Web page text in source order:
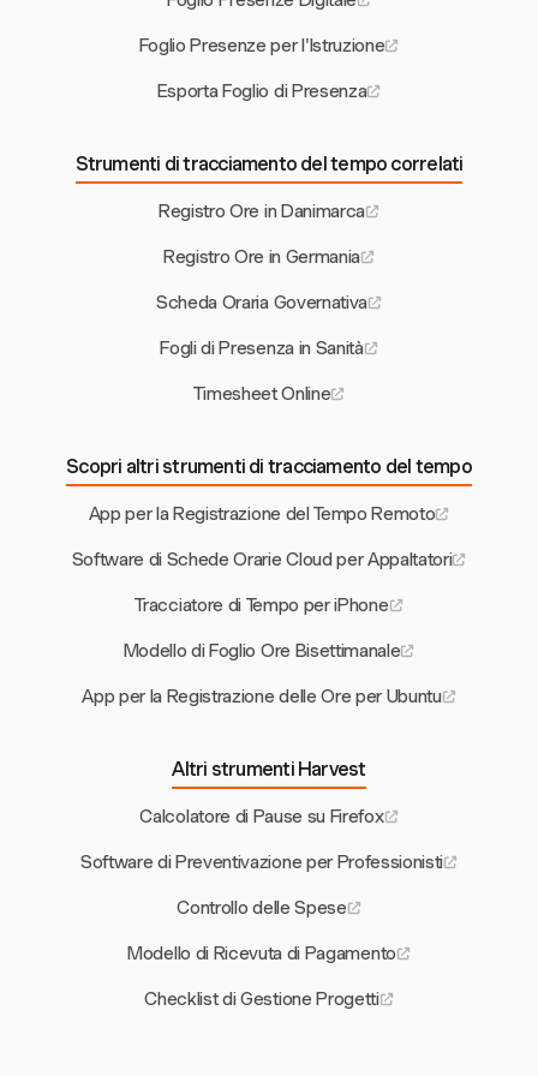
Foglio Presenze per l'Istruzione
Esporta Foglio di Presenza
Strumenti di tracciamento del tempo correlati
Registro Ore in Danimarca
Registro Ore in Germania
Scheda Oraria Governativa
Fogli di Presenza in Sanità
Timesheet Online
Scopri altri strumenti di tracciamento del tempo
App per la Registrazione del Tempo Remoto
Software di Schede Orarie Cloud per Appaltatori
Tracciatore di Tempo per iPhone
Modello di Foglio Ore Bisettimanale
App per la Registrazione delle Ore per Ubuntu
Altri strumenti Harvest
Calcolatore di Pause su Firefox
Software di Preventivazione per Professionisti
Controllo delle Spese
Modello di Ricevuta di Pagamento
Checklist di Gestione Progetti